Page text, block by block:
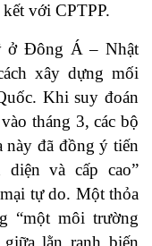
với CPTPP.
ở Đông Á – Nhật
xây dựng mối
Khi suy đoán
tháng 3, các bộ
này đã đồng ý tiến
diện và cấp cao”
tự do. Một thỏa
“một môi trường
lằn ranh biến